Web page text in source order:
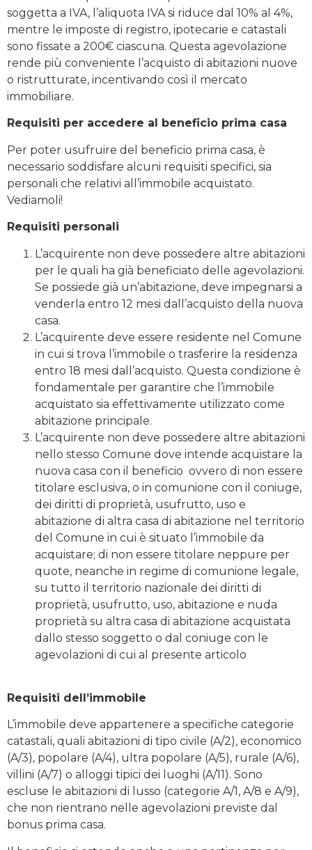
soggetta a IVA, l’aliquota IVA si riduce dal 10% al 4%,
mentre le imposte di registro, ipotecarie e catastali
sono fissate a 200€ ciascuna. Questa agevolazione
rende più conveniente l’acquisto di abitazioni nuove
o ristrutturate, incentivando così il mercato
immobiliare.
Requisiti per accedere al beneficio prima casa
Per poter usufruire del beneficio prima casa, è
necessario soddisfare alcuni requisiti specifici, sia
personali che relativi all’immobile acquistato.
Vediamoli!
Requisiti personali
L’acquirente non deve possedere altre abitazioni
per le quali ha già beneficiato delle agevolazioni.
Se possiede già un’abitazione, deve impegnarsi a
venderla entro 12 mesi dall’acquisto della nuova
casa.
L’acquirente deve essere residente nel Comune
in cui si trova l’immobile o trasferire la residenza
entro 18 mesi dall’acquisto. Questa condizione è
fondamentale per garantire che l’immobile
acquistato sia effettivamente utilizzato come
abitazione principale.
L’acquirente non deve possedere altre abitazioni
nello stesso Comune dove intende acquistare la
nuova casa con il beneficio ovvero di non essere
titolare esclusiva, o in comunione con il coniuge,
dei diritti di proprietà, usufrutto, uso e
abitazione di altra casa di abitazione nel territorio
del Comune in cui è situato l’immobile da
acquistare; di non essere titolare neppure per
quote, neanche in regime di comunione legale,
su tutto il territorio nazionale dei diritti di
proprietà, usufrutto, uso, abitazione e nuda
proprietà su altra casa di abitazione acquistata
dallo stesso soggetto o dal coniuge con le
agevolazioni di cui al presente articolo
Requisiti dell’immobile
L’immobile deve appartenere a specifiche categorie
catastali, quali abitazioni di tipo civile (A/2), economico
(A/3), popolare (A/4), ultra popolare (A/5), rurale (A/6),
villini (A/7) o alloggi tipici dei luoghi (A/11). Sono
escluse le abitazioni di lusso (categorie A/1, A/8 e A/9),
che non rientrano nelle agevolazioni previste dal
bonus prima casa.